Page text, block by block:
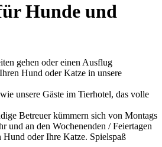
Hunde und
gehen oder einen Ausflug
Hund oder Katze in unsere
unsere Gäste im Tierhotel, das volle
Betreuer kümmern sich von Montags
und an den Wochenenden / Feiertagen
oder Ihre Katze. Spielspaß